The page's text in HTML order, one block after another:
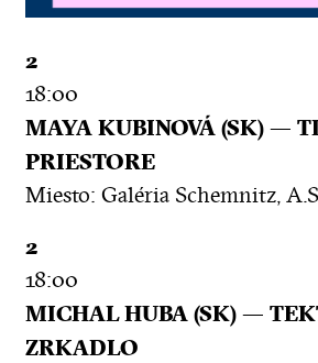
2
18:00
MAYA KUBINOVÁ (SK) —
PRIESTORE
Miesto: Galéria Schemnitz,
2
18:00
MICHAL HUBA (SK) —
ZRKADLO